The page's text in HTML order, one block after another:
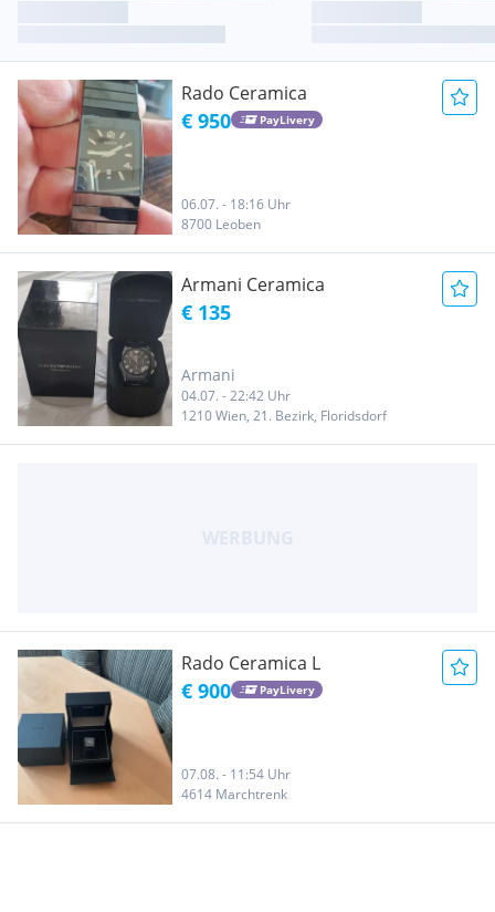
Rado Ceramica
€ 950 PayLivery
06.07. - 18:16 Uhr
8700 Leoben
Armani Ceramica
€ 135
Armani
04.07. - 22:42 Uhr
1210 Wien, 21. Bezirk, Floridsdorf
Rado Ceramica L
€ 900 PayLivery
07.08. - 11:54 Uhr
4614 Marchtrenk